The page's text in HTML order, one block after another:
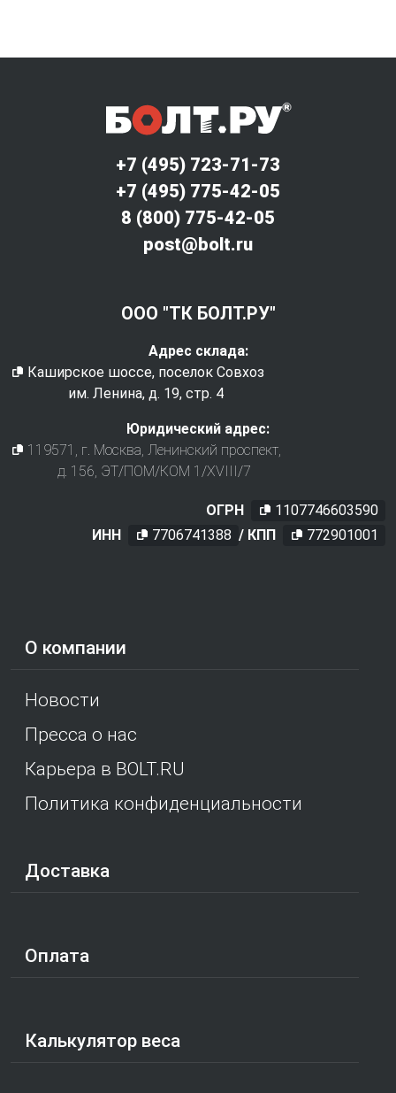
О компании
Новости
Пресса о нас
Карьера в BOLT.RU
Политика конфиденциальности
Доставка
Оплата
Калькулятор веса
+7 (495) 723-71-73
+7 (495) 775-42-05
8 (800) 775-42-05
post@bolt.ru
ООО "ТК БОЛТ.РУ"
Адрес склада:
Каширское шоссе, поселок Совхоз
им. Ленина, д. 19, стр. 4
Юридический адрес:
119571 , г. Москва, Ленинский проспект,
д. 156, ЭТ/ПОМ/КОМ 1/XVIII/7
ОГРН
1107746603590
ИНН
7706741388 / КПП 772901001